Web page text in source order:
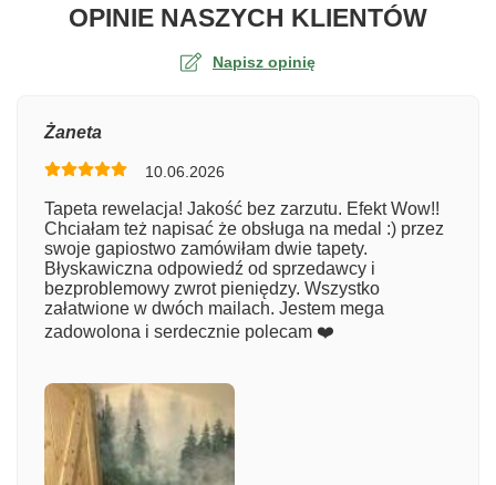
OPINIE NASZYCH KLIENTÓWO
Napisz opinię
Numer zamówienia
Imię
Żaneta
10.06.2026
Tapeta rewelacja! Jakość bez zarzutu. Efekt Wow!!
Chciałam też napisać że obsługa na medal :) przez
swoje gapiostwo zamówiłam dwie tapety.
Błyskawiczna odpowiedź od sprzedawcy i
bezproblemowy zwrot pieniędzy. Wszystko
załatwione w dwóch mailach. Jestem mega
zadowolona i serdecznie polecam ❤️